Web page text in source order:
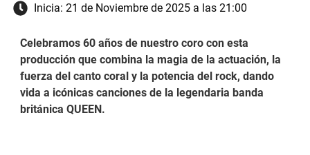
Inicia: 21 de Noviembre de 2025 a las 21:00
Celebramos 60 años de nuestro coro con esta
producción que combina la magia de la actuación, la
fuerza del canto coral y la potencia del rock, dando
vida a icónicas canciones de la legendaria banda
británica QUEEN.